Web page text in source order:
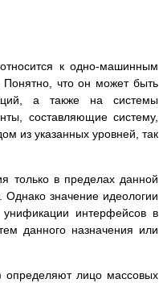
к одно-машинным
что он может быть
а также на системы
составляющие систему,
из указанных уровней, так
только в пределах данной
Однако значение идеологии
унификации интерфейсов в
данного назначения или
определяют лицо массовых